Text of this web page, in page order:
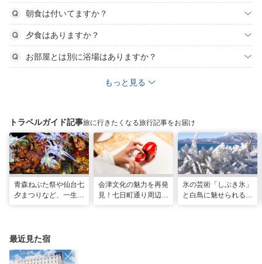
朝食は付いてますか？
夕食はありますか？
お部屋とは別に浴場はありますか？
もっと見る
トラベルガイド記事旅に行きたくなる旅行記事をお届け
青森ねぶた祭や仙台七
夕まつりなど、一生に
会津文化の魅力を再発
見！七日町通り周辺の
氷の芸術「しぶき氷」
と白鳥に魅せられる！
最近見た宿